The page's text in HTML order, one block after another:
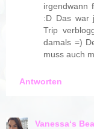
irgendwann
:D Das war
Trip
damals =)
muss auch
Antworten
Vanessa‘s